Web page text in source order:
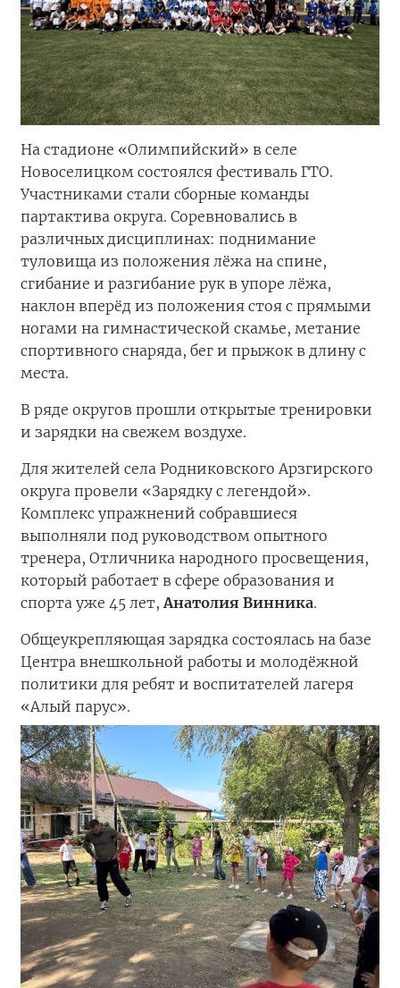
На стадионе «Олимпийский» в селе
Новоселицком состоялся фестиваль ГТО.
Участниками стали сборные команды
партактива округа. Соревновались в
различных дисциплинах: поднимание
туловища из положения лёжа на спине,
сгибание и разгибание рук в упоре лёжа,
наклон вперёд из положения стоя с прямыми
ногами на гимнастической скамье, метание
спортивного снаряда, бег и прыжок в длину с
места.
В ряде округов прошли открытые тренировки
и зарядки на свежем воздухе.
Для жителей села Родниковского Арзгирского
округа провели «Зарядку с легендой».
Комплекс упражнений собравшиеся
выполняли под руководством опытного
тренера, Отличника народного просвещения,
который работает в сфере образования и
спорта уже 45 лет,Анатолия Винника.
Общеукрепляющая зарядка состоялась на базе
Центра внешкольной работы и молодёжной
политики для ребят и воспитателей лагеря
«Алый парус».